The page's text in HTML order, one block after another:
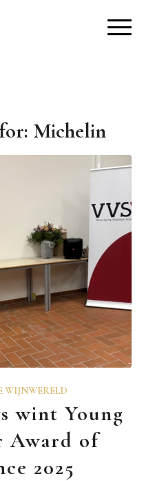
Michelin
WIJNWERELD
wint Young
Award of
2025